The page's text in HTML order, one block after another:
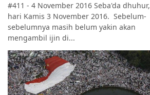
#411 - 4 November 2016 Seba'da dhuhur,
hari Kamis 3 November 2016. Sebelum-
sebelumnya masih belum yakin akan
mengambil ijin di...